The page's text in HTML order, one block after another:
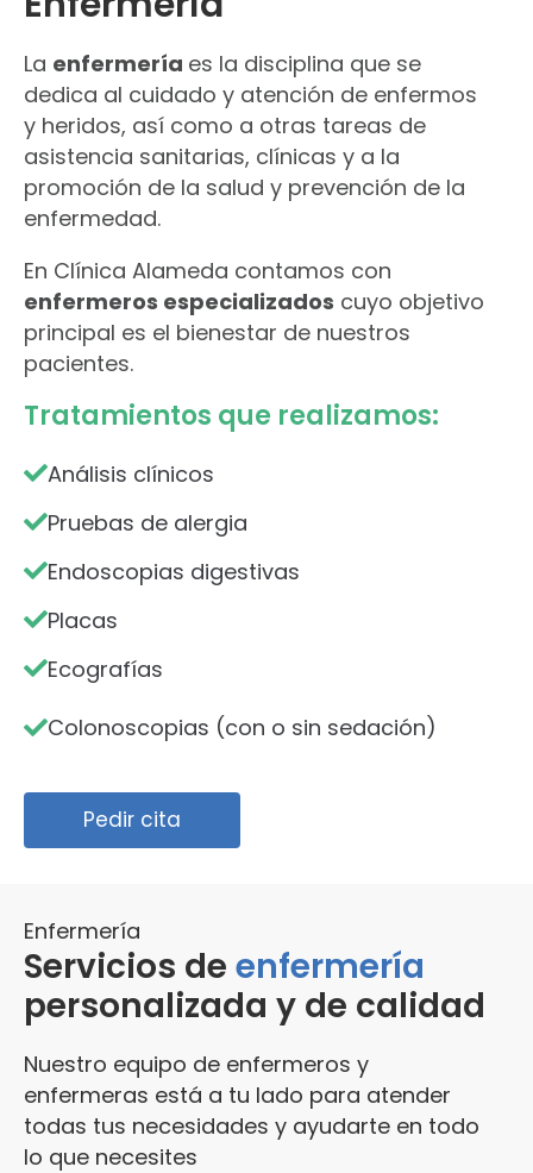
La enfermería es la disciplina que se
dedica al cuidado y atención de enfermos
y heridos, así como a otras tareas de
asistencia sanitarias, clínicas y a la
promoción de la salud y prevención de la
enfermedad.
En Clínica Alameda contamos con
enfermeros especializados cuyo objetivo
principal es el bienestar de nuestros
pacientes.
Tratamientos que realizamos:
Análisis clínicos
Pruebas de alergia
Endoscopias digestivas
Placas
Ecografías
Colonoscopias (con o sin sedación)
Pedir cita
Enfermería
Servicios de enfermería
personalizada y de calidad
Nuestro equipo de enfermeros y
enfermeras está a tu lado para atender
todas tus necesidades y ayudarte en todo
lo que necesites